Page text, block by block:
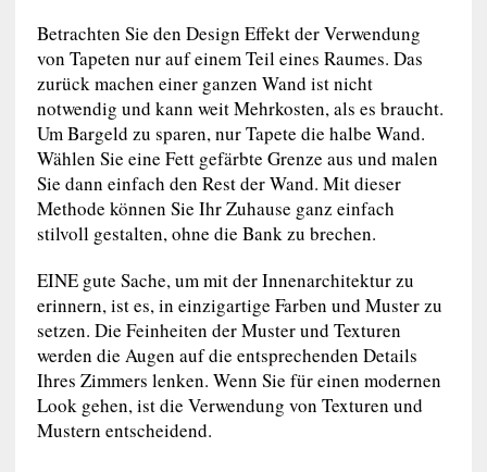
Betrachten Sie den Design Effekt der Verwendung
von Tapeten nur auf einem Teil eines Raumes. Das
zurück machen einer ganzen Wand ist nicht
notwendig und kann weit Mehrkosten, als es braucht.
Um Bargeld zu sparen, nur Tapete die halbe Wand.
Wählen Sie eine Fett gefärbte Grenze aus und malen
Sie dann einfach den Rest der Wand. Mit dieser
Methode können Sie Ihr Zuhause ganz einfach
stilvoll gestalten, ohne die Bank zu brechen.
EINE gute Sache, um mit der Innenarchitektur zu
erinnern, ist es, in einzigartige Farben und Muster zu
setzen. Die Feinheiten der Muster und Texturen
werden die Augen auf die entsprechenden Details
Ihres Zimmers lenken. Wenn Sie für einen modernen
Look gehen, ist die Verwendung von Texturen und
Mustern entscheidend.